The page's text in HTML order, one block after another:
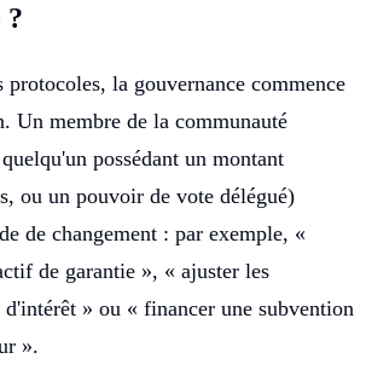
?
protocoles, la gouvernance commence
Un membre de la communauté
possédant un montant
ou un pouvoir de vote délégué)
de changement : par exemple, «
de garantie », « ajuster les
d'intérêt » ou « financer une subvention
».